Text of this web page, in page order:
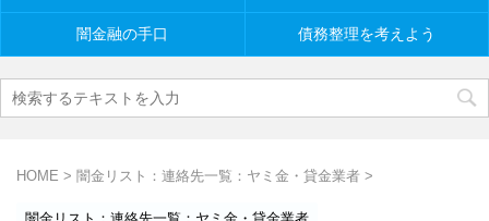
闇金融の手口 債務整理を考えよう
HOME > 闇金リスト：連絡先一覧：ヤミ金・貸金業者 >